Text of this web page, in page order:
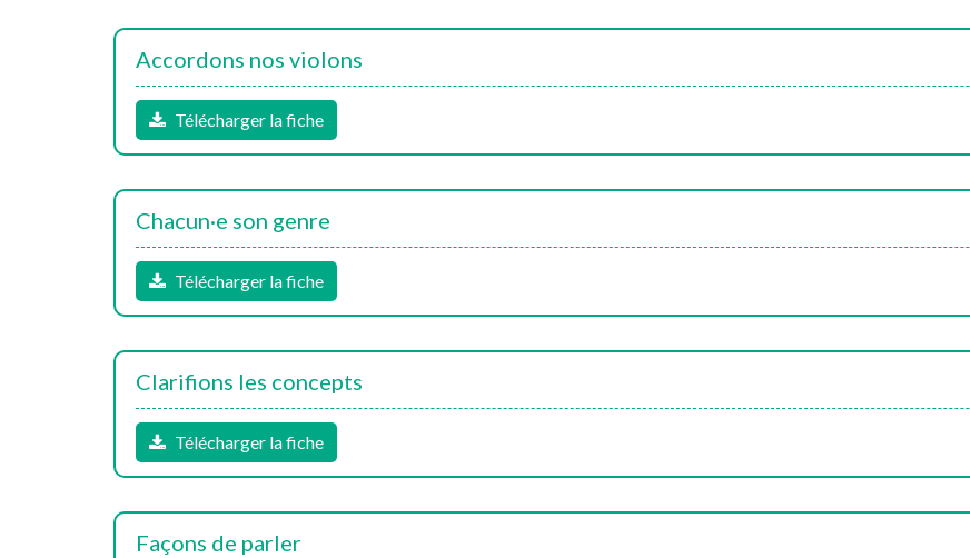
Accordons nos violons
Télécharger la fiche
Chacun·e son genre
Télécharger la fiche
Clarifions les concepts
Télécharger la fiche
Façons de parler